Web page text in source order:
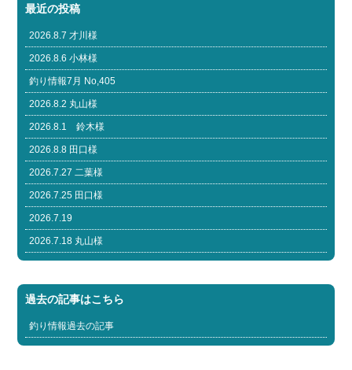
最近の投稿
2026.8.7 才川様
2026.8.6 小林様
釣り情報7月 No,405
2026.8.2 丸山様
2026.8.1 鈴木様
2026.8.8 田口様
2026.7.27 二葉様
2026.7.25 田口様
2026.7.19
2026.7.18 丸山様
過去の記事はこちら
釣り情報過去の記事